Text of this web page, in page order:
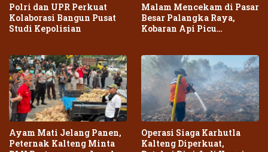
Polri dan UPR Perkuat
Kolaborasi Bangun Pusat
Studi Kepolisian
Malam Mencekam di Pasar
Besar Palangka Raya,
Kobaran Api Picu
Ayam Mati Jelang Panen,
Peternak Kalteng Minta
Operasi Siaga Karhutla
Kalteng Diperkuat,